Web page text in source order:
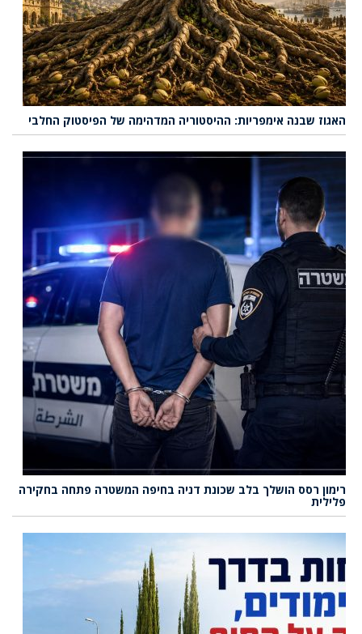
האגוז שבנה אימפריות: ההיסטוריה המדהימה של הפיסטוק החלבי
רימון רסס הושלך בלב שכונת דניה בחיפה המשטרה פתחה בחקירה
פלילית